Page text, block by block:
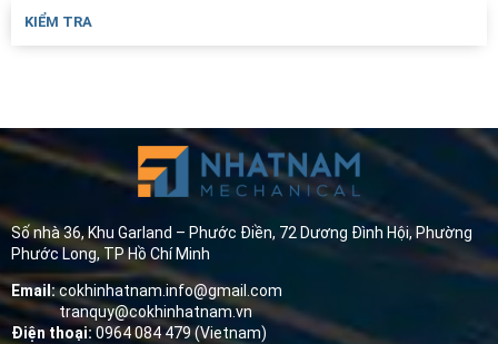
KIỂM TRA
Số nhà 36, Khu Garland – Phước Điền, 72 Dương Đình Hội, Phường
Phước Long, TP Hồ Chí Minh
Email:cokhinhatnam.info@gmail.com
tranquy@cokhinhatnam.vn
Điện thoại:0964 084 479 (Vietnam)